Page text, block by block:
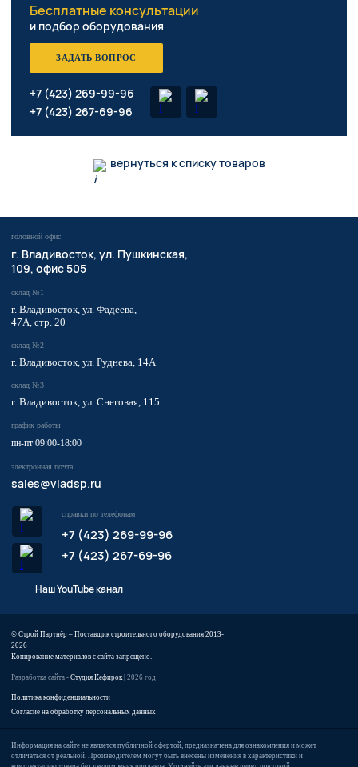
Бесплатные консультации
и подбор оборудования
ЗАДАТЬ ВОПРОС
+7 (423) 269-99-96
+7 (423) 267-69-96
вернуться к списку товаров
головной офис
​г. Владивосток, ул. Пушкинская,
109, офис 505
график работы
пн-пт 09:00-18:00
электронная почта
sales@vladsp.ru
склад №1
г. Владивосток, ул. Фадеева,
47А, стр. 20
склад №2
г. Владивосток, ул. Руднева, 14А
склад №3
г. Владивосток, ул. Снеговая, 115
справки по телефонам
+7 (423) 269-99-96
+7 (423) 267-69-96
Наш YouTube канал
© Строй Партнёр – Поставщик строительного оборудования 2013-
2026
Копирование материалов с сайта запрещено.
Разработка сайта - Студия Кефирок | 2026 год
Политика конфиденциальности
Согласие на обработку персональных данных
Информация на сайте не является публичной офертой, предназначена для ознакомления и может
отличаться от реальной. Производителем могут быть внесены изменения в характеристики и